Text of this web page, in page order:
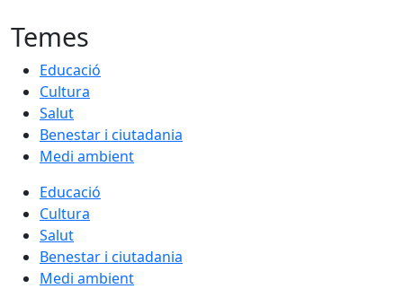
Temes
Educació
Cultura
Salut
Benestar i ciutadania
Medi ambient
Educació
Cultura
Salut
Benestar i ciutadania
Medi ambient